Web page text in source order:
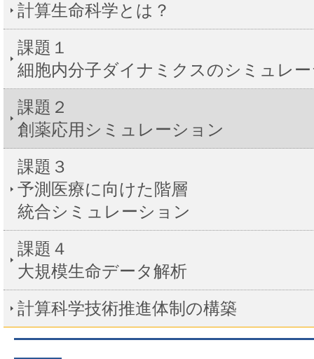
計算生命科学とは？
課題１
細胞内分子ダイナミクスのシミュレ
課題２
創薬応用シミュレーション
課題３
予測医療に向けた階層
統合シミュレーション
課題４
大規模生命データ解析
計算科学技術推進体制の構築